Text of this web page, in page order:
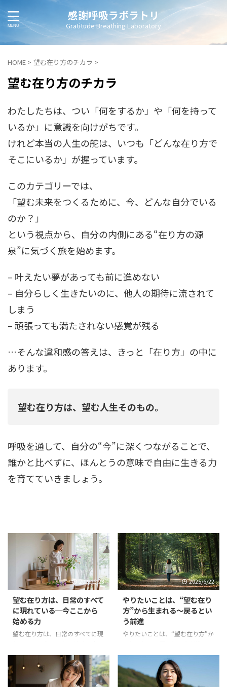
感謝呼吸ラボラトリ
Gratitude Breathing Laboratory
HOME > 望む在り方のチカラ >
望む在り方のチカラ
わたしたちは、つい「何をするか」や「何を持って
いるか」に意識を向けがちです。
けれど本当の人生の舵は、いつも「どんな在り方で
そこにいるか」が握っています。
このカテゴリーでは、
「望む未来をつくるために、今、どんな自分でいる
のか？」
という視点から、自分の内側にある“在り方の源
泉”に気づく旅を始めます。
– 叶えたい夢があっても前に進めない
– 自分らしく生きたいのに、他人の期待に流されて
しまう
– 頑張っても満たされない感覚が残る
…そんな違和感の答えは、きっと「在り方」の中に
あります。
望む在り方は、望む人生そのもの。
呼吸を通して、自分の“今”に深くつながることで、
誰かと比べずに、ほんとうの意味で自由に生きる力
を育てていきましょう。
2025/6/23
望む在り方は、日常のすべて
に現れている─今ここから
始める力
望む在り方は、日常のすべてに現
誰かのようにならなくてもいい。
理想の未来に急がなくてもいい。
あなたの「望む在り方」は、 今
ここでのちょっとした所作や選
2025/6/22
やりたいことは、“望む在り
方”から生まれる～戻るとい
う前進
やりたいことは、“望む在り方”か
「やりたいことをして生きていき
たい」 それは今、多くの人の心
にある願いかもしれません。 で
も実際には、「やりたいことがわ